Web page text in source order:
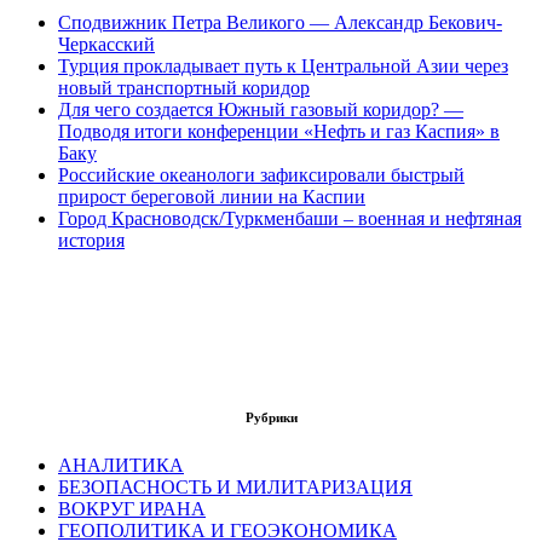
Сподвижник Петра Великого — Александр Бекович-
Черкасский
Турция прокладывает путь к Центральной Азии через
новый транспортный коридор
Для чего создается Южный газовый коридор? —
Подводя итоги конференции «Нефть и газ Каспия» в
Баку
Российские океанологи зафиксировали быстрый
прирост береговой линии на Каспии
Город Красноводск/Туркменбаши – военная и нефтяная
история
Рубрики
АНАЛИТИКА
БЕЗОПАСНОСТЬ И МИЛИТАРИЗАЦИЯ
ВОКРУГ ИРАНА
ГЕОПОЛИТИКА И ГЕОЭКОНОМИКА